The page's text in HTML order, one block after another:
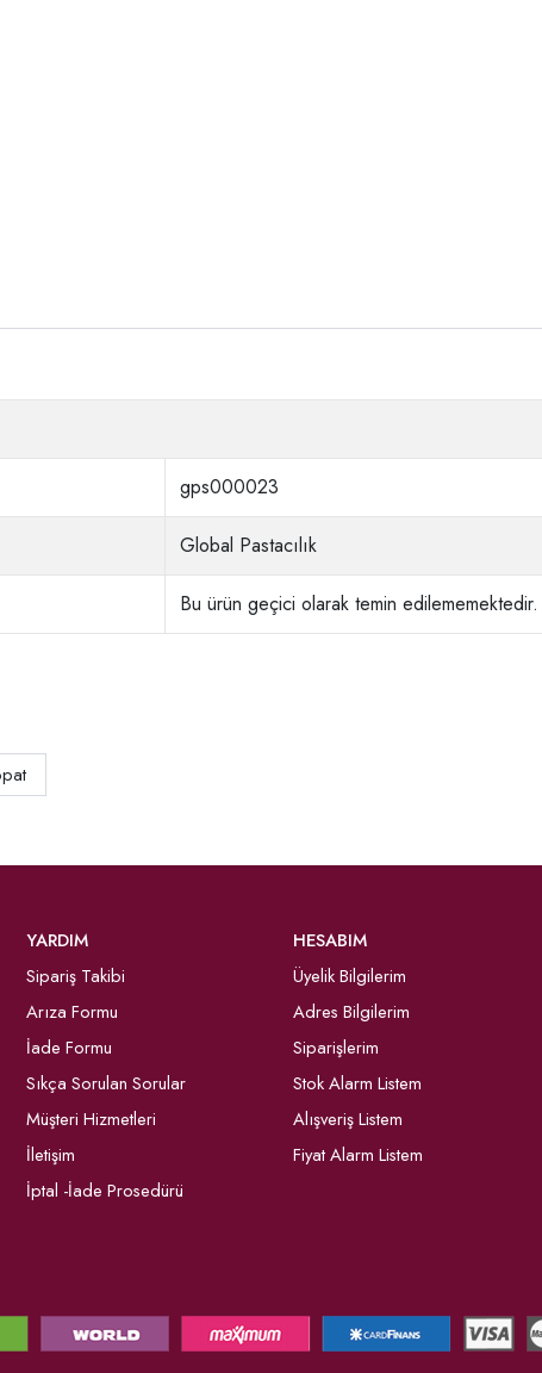
gps000023
Global Pastacılık
Bu ürün geçici olarak temin edilememektedir.
YARDIM
Sipariş Takibi
Arıza Formu
İade Formu
Sıkça Sorulan Sorular
Müşteri Hizmetleri
İletişim
İptal -İade Prosedürü
HESABIM
Üyelik Bilgilerim
Adres Bilgilerim
Siparişlerim
Stok Alarm Listem
Alışveriş Listem
Fiyat Alarm Listem